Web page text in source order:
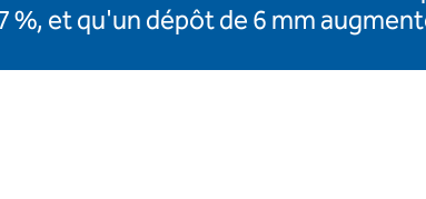
et qu'un dépôt de 6 mm